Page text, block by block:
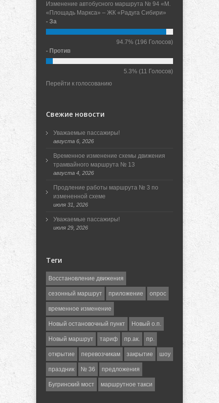
Изменение автобусного маршрута № 94 «М.
«Площадь Маркса» – ЖК «Радуга Сибири»
- За
94.7% (196 Голосов)
- Против
5.3% (11 Голосов)
Перейти к голосованию
Свежие новости
Уважаемые пассажиры!
августа 6, 2026
Временное изменение схемы движения
трамвайного маршрута № 13
августа 4, 2026
Продление работы маршрута № 3 по
измененной схеме
июля 31, 2026
Уважаемые пассажиры!
июля 29, 2026
Теги
Восстановление движения
сезонный маршрут приложение опрос
временное изменение
Новый остановочный пункт Новый о.п.
Новый маршрут тариф пр.ак. пр.
открытие перевозчикам закрытие шоу
праздник № 36 предложения
Бугринский мост маршрутное такси